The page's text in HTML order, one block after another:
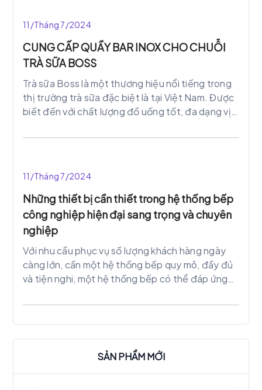
11/Tháng 7/2024
CUNG CẤP QUẦY BAR INOX CHO CHUỖI
TRÀ SỮA BOSS
Trà sữa Boss là một thương hiệu nổi tiếng trong
thị trường trà sữa đặc biệt là tại Việt Nam. Được
biết đến với chất lượng đồ uống tốt, đa dạng vị,
hút đông đảo người yêu thích trà sữa.
11/Tháng 7/2024
Những thiết bị cần thiết trong hệ thống bếp
công nghiệp hiện đại sang trọng và chuyên
nghiệp
Với nhu cầu phục vụ số lượng khách hàng ngày
càng lớn, cần một hệ thống bếp quy mô, đầy đủ
và tiện nghi, một hệ thống bếp có thể đáp ứng
nào, cùng inox Thành Vinh tìm hiểu bài viết sau
SẢN PHẨM MỚI